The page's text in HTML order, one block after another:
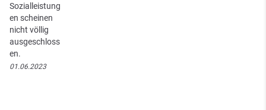
Sozialleistung
en scheinen
nicht völlig
ausgeschloss
en.
01.06.2023